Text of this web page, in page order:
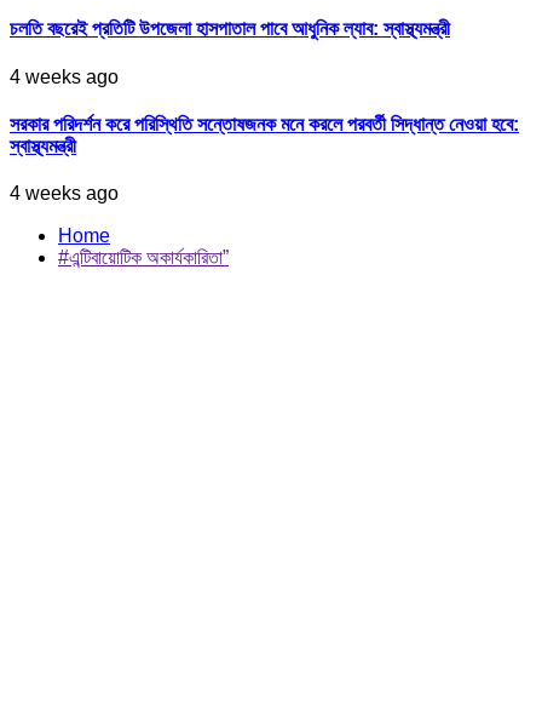
চলতি বছরেই প্রতিটি উপজেলা হাসপাতাল পাবে আধুনিক ল্যাব: স্বাস্থ্যমন্ত্রী
4 weeks ago
সরকার পরিদর্শন করে পরিস্থিতি সন্তোষজনক মনে করলে পরবর্তী সিদ্ধান্ত নেওয়া হবে:
স্বাস্থ্যমন্ত্রী
4 weeks ago
Home
#এন্টিবায়োটিক অকার্যকারিতা”